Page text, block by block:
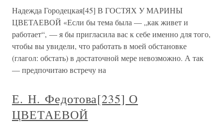
Надежда Городецкая[45] В ГОСТЯХ У МАРИНЫ
ЦВЕТАЕВОЙ «Если бы тема была — „как живет и
работает“, — я бы пригласила вас к себе именно для того,
чтобы вы увидели, что работать в моей обстановке
(глагол: обстать) в достаточной мере невозможно. А так
— предпочитаю встречу на
Е. Н. Федотова[235] О
ЦВЕТАЕВОЙ